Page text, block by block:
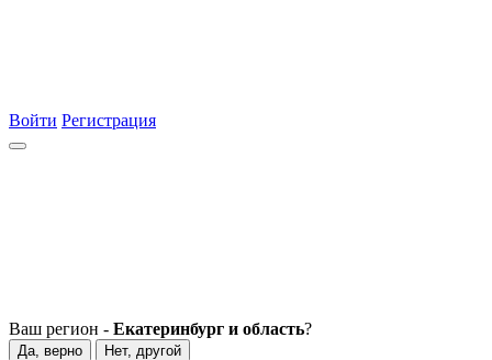
Войти Регистрация
Ваш регион - Екатеринбург и область?
Да, верно Нет, другой